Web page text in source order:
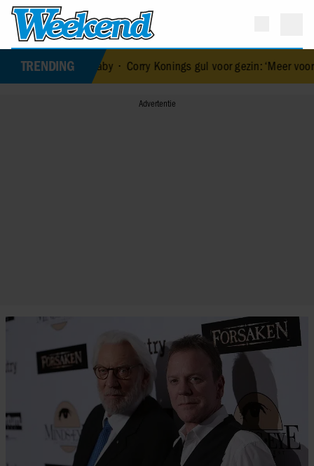
TRENDING
haar baby •Corry Konings gul voor gezin: ‘Meer voor over dan